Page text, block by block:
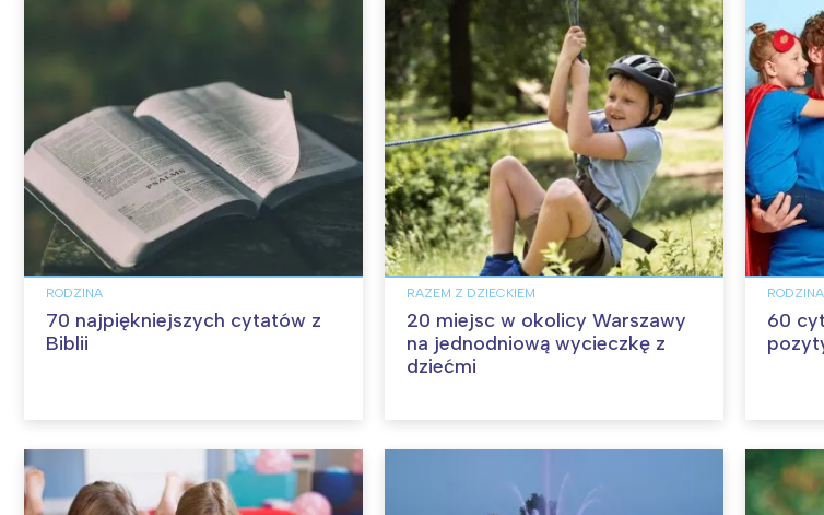
RODZINA
70 najpiękniejszych cytatów z
Biblii
RAZEM Z DZIECKIEM
20 miejsc w okolicy Warszawy
na jednodniową wycieczkę z
dziećmi
RODZINA
60